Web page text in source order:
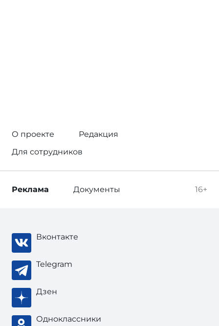
О проекте
Редакция
Для сотрудников
16+
Реклама Документы
Вконтакте
Telegram
Дзен
Одноклассники